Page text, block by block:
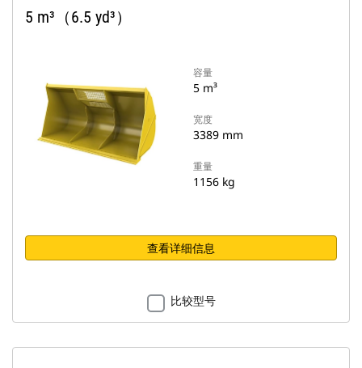
5 m³（6.5 yd³）
容量
5 m³
宽度
3389 mm
重量
1156 kg
查看详细信息
比较型号